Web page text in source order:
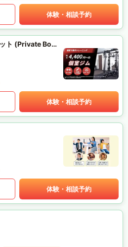
体験・相談予約
プライベートボックスフィット (Private Box Fit)
体験・相談予約
体験・相談予約